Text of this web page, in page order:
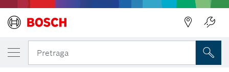
Pretraga
IZABRANA VARIJANTA
3-delni komplet HSS-AlTiN stepenastih
2 608 588 069